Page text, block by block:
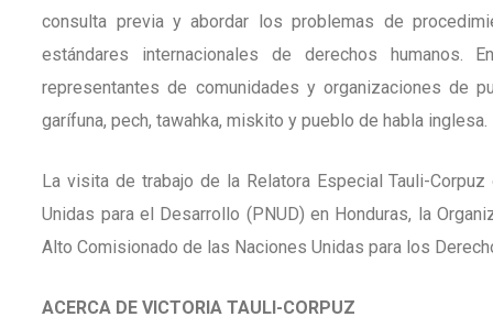
consulta previa y abordar los problemas de
estándares internacionales de derechos humanos.
representantes de comunidades y organizaciones de
garífuna, pech, tawahka, miskito y pueblo de habla inglesa.
La visita de trabajo de la Relatora Especial Tauli-
Unidas para el Desarrollo (PNUD) en Honduras, la
Alto Comisionado de las Naciones Unidas para los
ACERCA DE VICTORIA TAULI-CORPUZ